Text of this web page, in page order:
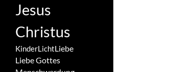
Jesus
Christus
KinderLichtLiebe
Liebe Gottes